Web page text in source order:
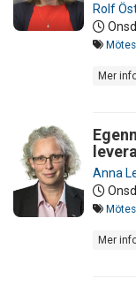
Rolf
Mer
Anna
Mer